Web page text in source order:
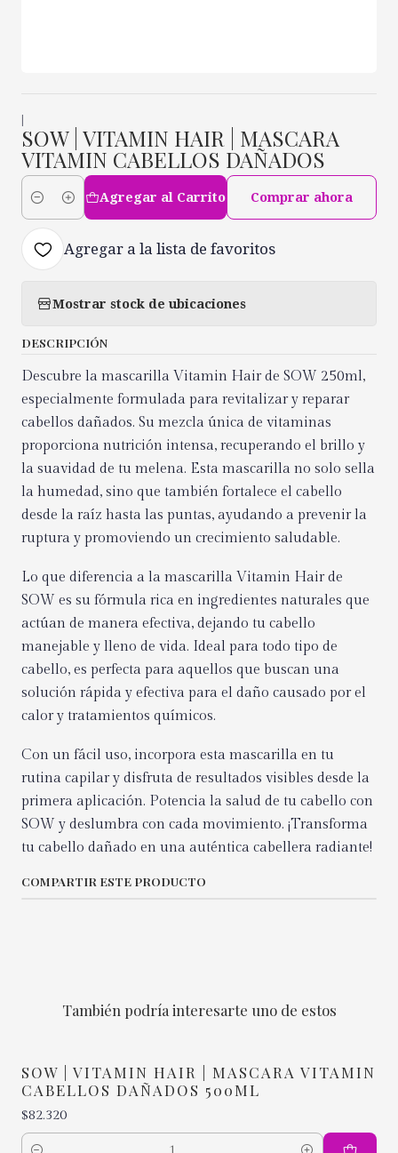
SOW | VITAMIN HAIR | MASCARA
VITAMIN CABELLOS DAÑADOS
Cantidad
Agregar al Carrito Comprar ahora
Agregar a la lista de favoritos
Mostrar stock de ubicaciones
DESCRIPCIÓN
Descubre la mascarilla Vitamin Hair de SOW 250ml,
especialmente formulada para revitalizar y reparar
cabellos dañados. Su mezcla única de vitaminas
proporciona nutrición intensa, recuperando el brillo y
la suavidad de tu melena. Esta mascarilla no solo sella
la humedad, sino que también fortalece el cabello
desde la raíz hasta las puntas, ayudando a prevenir la
ruptura y promoviendo un crecimiento saludable.
Lo que diferencia a la mascarilla Vitamin Hair de
SOW es su fórmula rica en ingredientes naturales que
actúan de manera efectiva, dejando tu cabello
manejable y lleno de vida. Ideal para todo tipo de
cabello, es perfecta para aquellos que buscan una
solución rápida y efectiva para el daño causado por el
calor y tratamientos químicos.
Con un fácil uso, incorpora esta mascarilla en tu
rutina capilar y disfruta de resultados visibles desde la
primera aplicación. Potencia la salud de tu cabello con
SOW y deslumbra con cada movimiento. ¡Transforma
tu cabello dañado en una auténtica cabellera radiante!
COMPARTIR ESTE PRODUCTO
También podría interesarte uno de estos
SOW | VITAMIN HAIR | MASCARA VITAMIN
CABELLOS DAÑADOS 500ML
$82.320